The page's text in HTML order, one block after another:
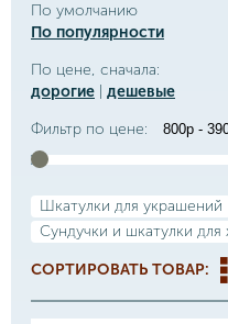
По умолчанию
По популярности
По цене, сначала:
дорогие
дешевые
Фильтр по цене:
Шкатулки для украшений
Сундучки и шкатулки для
СОРТИРОВАТЬ ТОВАР: